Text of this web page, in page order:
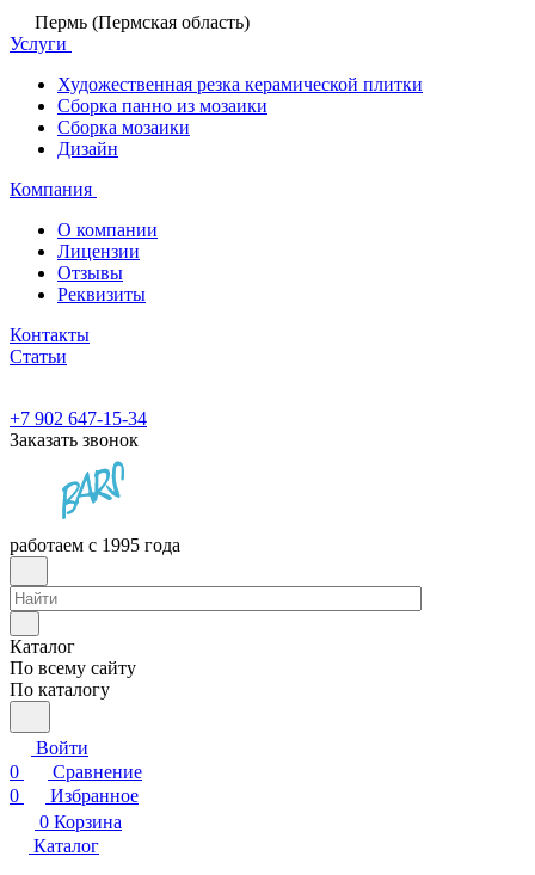
Пермь (Пермская область)
Услуги
Художественная резка керамической плитки
Сборка панно из мозаики
Сборка мозаики
Дизайн
Компания
О компании
Лицензии
Отзывы
Реквизиты
Контакты
Статьи
+7 902 647-15-34
Заказать звонок
работаем с 1995 года
Каталог
По всему сайту
По каталогу
Войти
0
Сравнение
0
Избранное
0 Корзина
Каталог